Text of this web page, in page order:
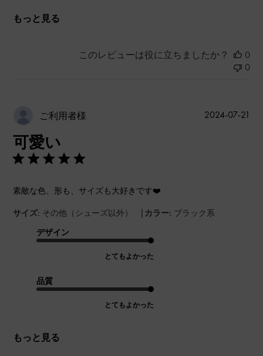
もっと見る
このレビューは役に立ちましたか？
0
0
ご利用者様
可愛い
素敵な色、形も、サイズも大好きです❤️
サイズ: その他（シューズ以外） | カラー: ブラック系
デザイン
とてもよかった
品質
とてもよかった
もっと見る
2024-07-21